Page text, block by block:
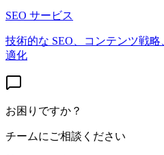
SEO サービス
技術的な SEO、コンテンツ戦
適化
お困りですか？
チームにご相談ください